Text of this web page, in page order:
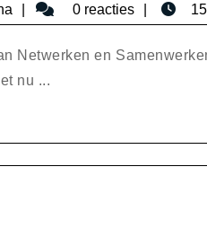
bisericaromana
0 reacties
Netwerken en
nu ...